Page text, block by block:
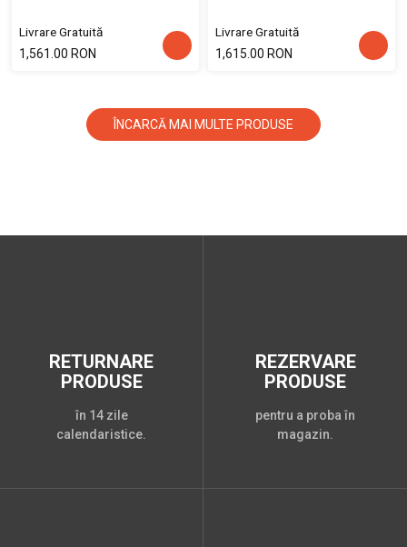
Livrare Gratuită
1,561.00 RON
Livrare Gratuită
1,615.00 RON
ÎNCARCĂ MAI MULTE PRODUSE
RETURNARE
PRODUSE
în 14 zile
calendaristice.
REZERVARE
PRODUSE
pentru a proba în
magazin.